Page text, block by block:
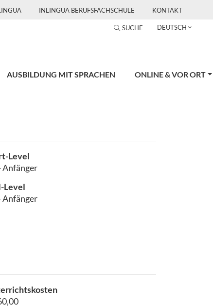
INLINGUA BERUFSFACHSCHULE KONTAKT
SUCHE DEUTSCH
AUSBILDUNG MIT SPRACHEN ONLINE & VOR ORT
Level
Anfänger
Level
Anfänger